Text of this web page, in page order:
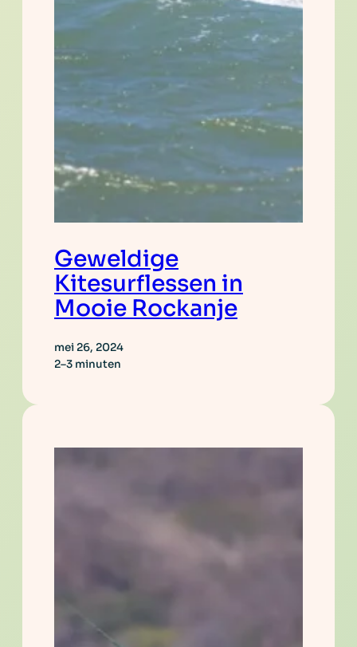
Geweldige
Kitesurflessen in
Mooie Rockanje
mei 26, 2024
2–3 minuten